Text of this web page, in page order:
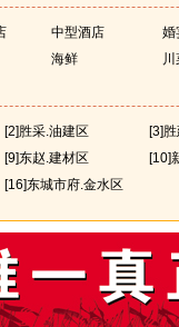
东四路
东城商贸城
汾河路
巴蜀印象食府
川渝酒楼
重庆小火锅城淄博路店
成昊家常菜馆
中型酒店
婚
海鲜
[2]胜采.油建区
[3]
[9]东赵.建材区
[10]
[16]东城市府.金水区